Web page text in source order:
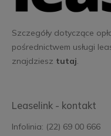
Szczegóły dotyczące
pośrednictwem usługi
znajdziesz tutaj.
Leaselink - kontakt
Infolinia: (22) 69 00 666